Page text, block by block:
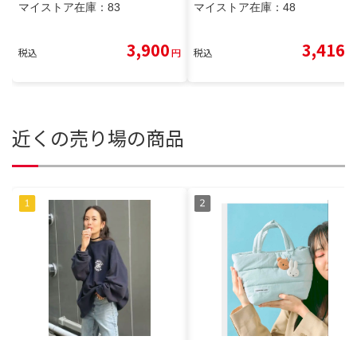
マイストア在庫： 83
税込 3,900円
マイストア在庫： 48
税込 3,416
近くの売り場の商品